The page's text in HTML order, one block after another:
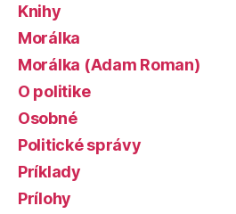
Knihy
Morálka
Morálka (Adam Roman)
O politike
Osobné
Politické správy
Príklady
Prílohy